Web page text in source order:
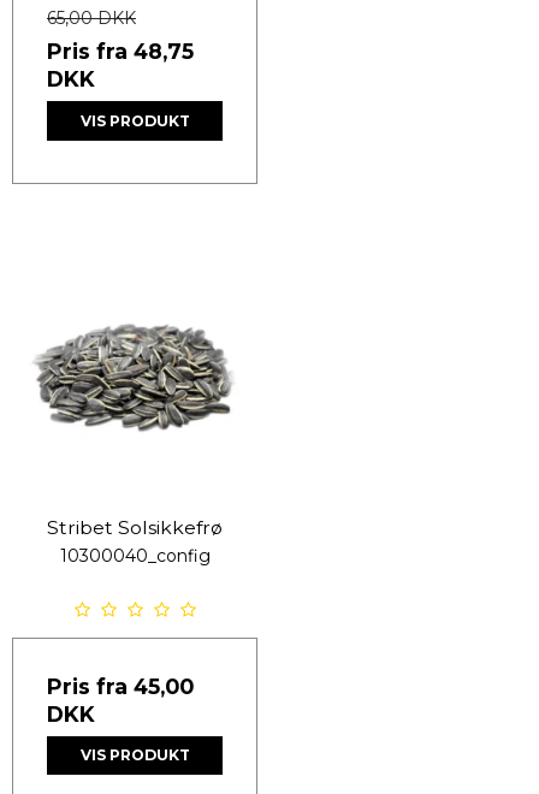
65,00 DKK
Pris fra 48,75
DKK
VIS PRODUKT
Stribet Solsikkefrø
10300040_config
Pris fra 45,00
DKK
VIS PRODUKT